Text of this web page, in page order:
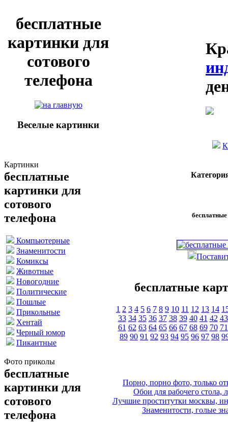
бесплатные
картинки для
сотового
телефона
Веселые картинки
Картинки
бесплатные
картинки для
сотового
телефона
Компьютерные
Знаменитости
Комиксы
Животные
Новогодние
Политические
Пошлые
Прикольные
Хентай
Черный юмор
Пикантные
Фото приколы
бесплатные
картинки для
сотового
телефона
бесплатные
1 2 3 4 5 6 7 8 9 10 11 12 13 14
33 34 35 36 37 38 39 40 41 42 43
61 62 63 64 65 66 67 68 69 70 71
89 90 91 92 93 94 95 96 97 98
Порно, порно фото, только
Обои для рабочего стола,
Лучшие проститутки москвы,
Знаменитости, голые